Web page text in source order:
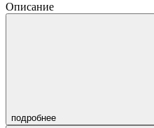
Описание
подробнее